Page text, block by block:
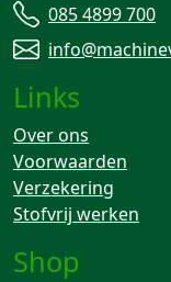
085 4899 700
Links
Over ons
Voorwaarden
Verzekering
Stofvrij werken
Shop